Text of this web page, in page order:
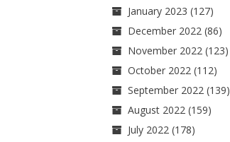
January 2023 (127)
December 2022(86)
November 2022(123)
October 2022(112)
September 2022(139)
August 2022(159)
July 2022(178)